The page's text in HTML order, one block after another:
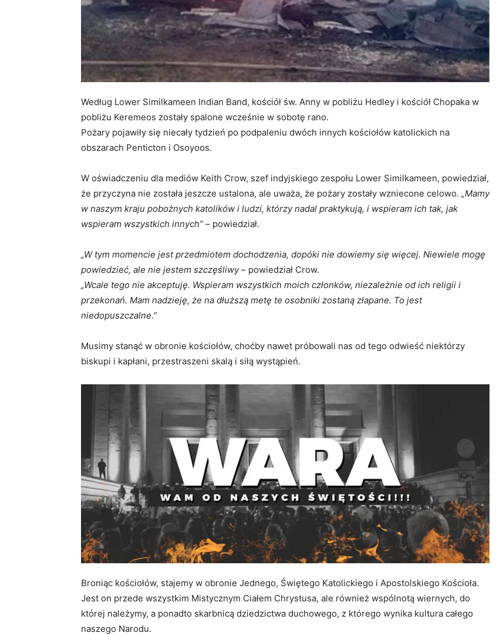
Według Lower Similkameen Indian Band, kościół św. Anny w pobliżu Hedley i kościół Chopaka w
pobliżu Keremeos zostały spalone wcześnie w sobotę rano.
Pożary pojawiły się niecały tydzień po podpaleniu dwóch innych kościołów katolickich na
obszarach Penticton i Osoyoos.
W oświadczeniu dla mediów Keith Crow, szef indyjskiego zespołu Lower Similkameen, powiedział,
że przyczyna nie została jeszcze ustalona, ale uważa, że pożary zostały wzniecone celowo. „Mamy
w naszym kraju pobożnych katolików i ludzi, którzy nadal praktykują, i wspieram ich tak, jak
wspieram wszystkich innych” – powiedział.
„W tym momencie jest przedmiotem dochodzenia, dopóki nie dowiemy się więcej. Niewiele mogę
powiedzieć, ale nie jestem szczęśliwy– powiedział Crow.
„Wcale tego nie akceptuję. Wspieram wszystkich moich członków, niezależnie od ich religii i
przekonań. Mam nadzieję, że na dłuższą metę te osobniki zostaną złapane. To jest
niedopuszczalne.”
Musimy stanąć w obronie kościołów, choćby nawet próbowali nas od tego odwieść niektórzy
biskupi i kapłani, przestraszeni skalą i siłą wystąpień.
Broniąc kościołów, stajemy w obronie Jednego, Świętego Katolickiego i Apostolskiego Kościoła.
Jest on przede wszystkim Mistycznym Ciałem Chrystusa, ale również wspólnotą wiernych, do
której należymy, a ponadto skarbnicą dziedzictwa duchowego, z którego wynika kultura całego
naszego Narodu.